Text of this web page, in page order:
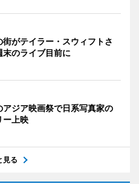
がテイラー・スウィフトさ
のライブ目前に
アジア映画祭で日系写真家の
ー上映
見る